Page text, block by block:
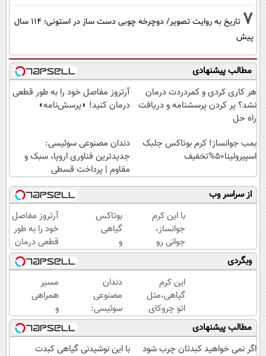
7
تاریخ به روایت تصویر/ دوچرخه چوبی دست ساز در استونی؛ 114 سال
پیش
مطالب پیشنهادی
هر کاری کردی و کمردردت درمان
نشد؟ پر کردن پرسشنامه و دریافت
راه حل
آرتروز مفاصل خود را به طور قطعی
درمان کنید! ◗پرسش‌نامه◖
بمب جوانساز! کرم بوتاکس جلبک
اسپیرولینا50%تخفیف
دندان مصنوعی سوئیسی:
جدیدترین فناوری اروپا، سبک و
مقاوم | پرداخت قسطی
از سراسر وب
با این کرم
جوانساز،
جوانی رو
به خودت
برگردون(50%
تخفیف)
بوتاکس
گیاهی
و
خانگی
رسید!
آرتروز مفاصل
خود را به طور
قطعی درمان
کنید!
◗پرسش‌نامه◖
وبگردی
این کرم
گیاهی،مثل
اتو چروکای
پوستتوصاف
میکنه!50%تخفیف
دندان
مصنوعی
سوئیسی:
جدیدترین
فناوری
اروپا،
مسیر
همراهی
و
گزارش
عملکرد
گروه
مطالب پیشنهادی
اگر نمی خواهید کبدتان چرب شود
با این نوشیدنی گیاهی کبدت